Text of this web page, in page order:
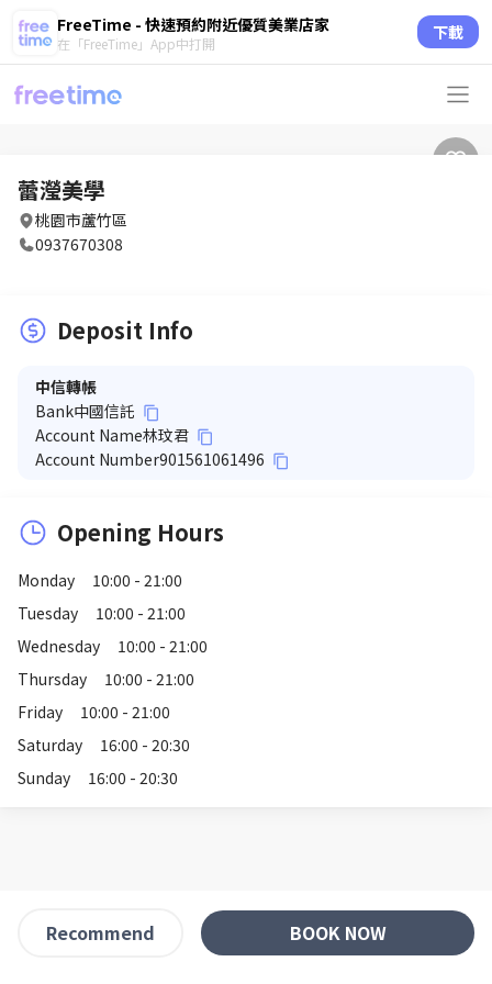
FreeTime - 快速預約附近優質美業店家
在「FreeTime」App中打開 下載
蕾瀅美學
桃園市蘆竹區
0937670308
Deposit Info
中信轉帳
Bank中國信託 content_copy
Account Name林玟君 content_copy
Account Number901561061496 content_copy
Opening Hours
Monday
10:00 - 21:00
Tuesday
10:00 - 21:00
Wednesday
10:00 - 21:00
Thursday
10:00 - 21:00
Friday
10:00 - 21:00
Saturday
16:00 - 20:30
Sunday
16:00 - 20:30
Recommend BOOK NOW